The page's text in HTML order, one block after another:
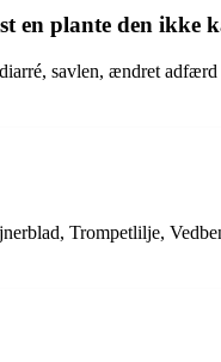
en plante den ikke
savlen, ændret
Trompetlilje,